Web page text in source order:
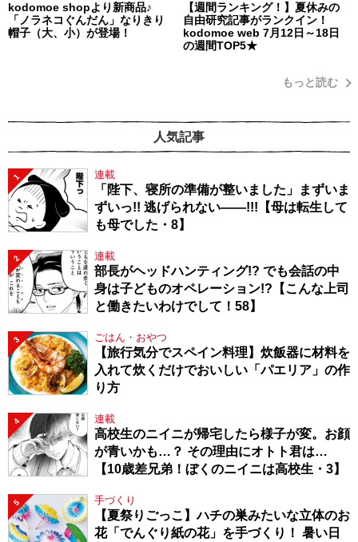
kodomoe shopより新商品♪
「ノラネコぐんだん」なりきり
帽子（大、小）が登場！
【週間ランキング！】夏休みの
自由研究記事がランクイン！
kodomoe web 7月12日～18日
の週間TOP5★
もっと読む
人気記事
1 連載
「陛下、寝所の準備が整いました」まずいま
ずいっ!! 逃げられない――!!!【母は転生して
も母でした・8】
2 連載
部長がヘッドハンティング!? でも会話の中
身は子どものオペレーション!?【こんな上司
と働きたいわけでして！58】
3 ごはん・おやつ
【旅行気分でスペイン料理】炊飯器に材料を
入れて炊くだけでおいしい「パエリア」の作
り方
4 連載
高校生のニイニが帰宅したら様子が変。お顔
が青いかも…？ その理由にオトト君は…
【10歳差兄弟！ぼくのニイニは高校生・3】
5 手づくり
【夏祭りごっこ】ハチの巣みたいな立体のお
花「でんぐり紙の花」を手づくり！ 暑い日